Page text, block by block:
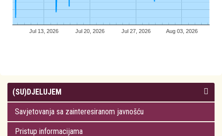
(SU)DJELUJEM
Savjetovanja sa zainteresiranom javnošću
Pristup informacijama